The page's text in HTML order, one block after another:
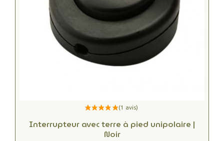
Interrupteur avec terre à pied unipolaire |
Noir